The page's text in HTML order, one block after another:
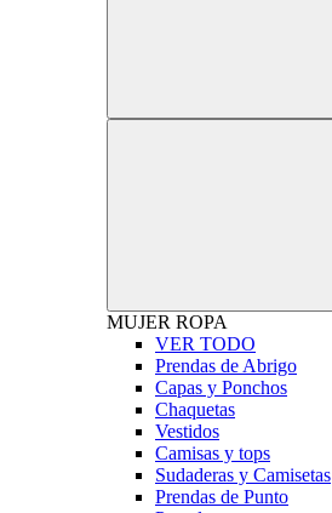
MUJER ROPA
VER TODO
Prendas de Abrigo
Capas y Ponchos
Chaquetas
Vestidos
Camisas y tops
Sudaderas y Camisetas
Prendas de Punto